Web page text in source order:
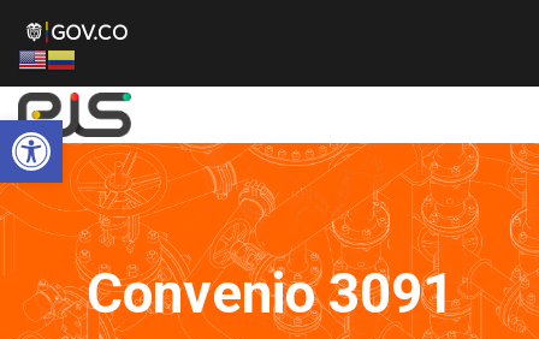
Abrir barra de herramientas
Convenio 3091